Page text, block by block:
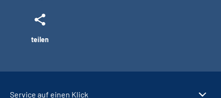
teilen
Service auf einen Klick